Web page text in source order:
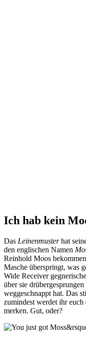
Ich hab kein
Das Leinenmusterhat
den englischen Namen
Reinhold Moos
Masche überspringt, was
Wide Receiver
über sie
weggeschnappt hat. Das
zumindest werdet ihr euch
merken. Gut, oder?